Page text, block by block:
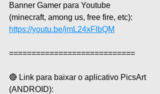
Banner Gamer para Youtube
(minecraft, among us, free fire, etc):
https://youtu.be/jmL24xFlbQM
============================
🔴 Link para baixar o aplicativo PicsArt
(ANDROID):